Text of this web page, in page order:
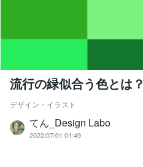
流行の緑似合う色とは？
デザイン・イラスト
てん_Design Labo
2022/07/01 01:49